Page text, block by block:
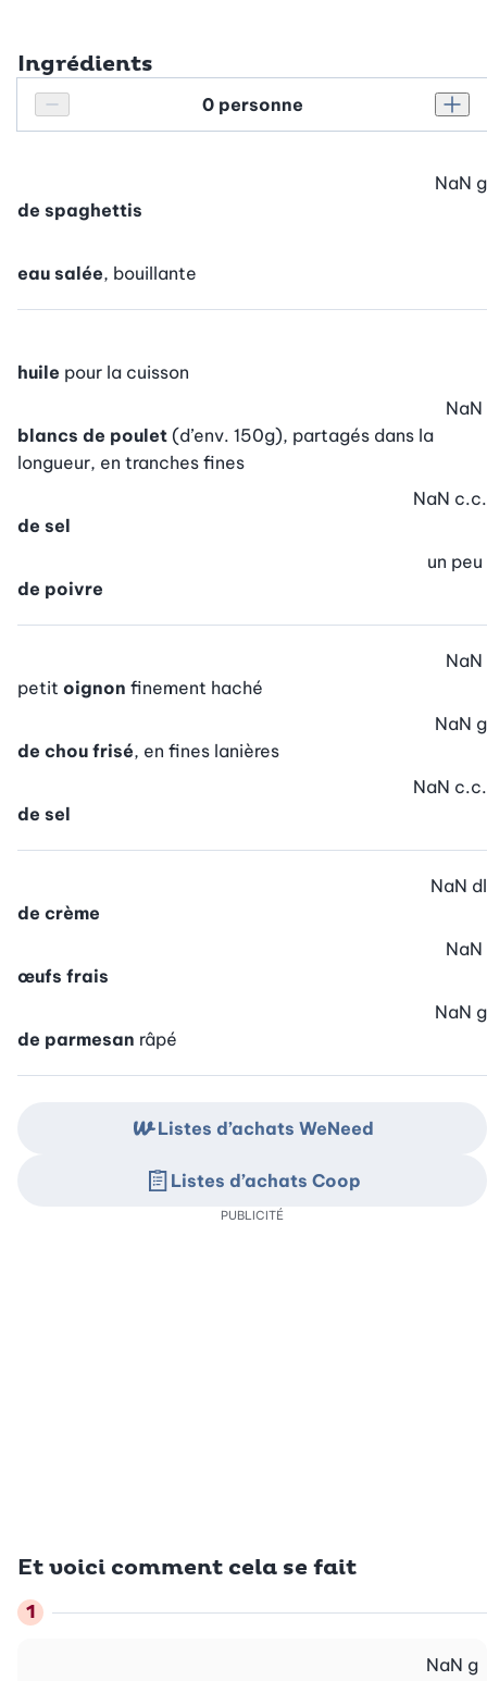
Ingrédients
Réduire le nombre de personnes
Personnes
de spaghettis
NaN g
eau salée, bouillante
huile pour la cuisson
blancs de poulet (d’env. 150g), partagés dans la
longueur, en tranches fines
NaN
de sel
NaN c.c.
de poivre
un peu
petit oignon finement haché
NaN
de chou frisé, en fines lanières
NaN g
de sel
NaN c.c.
de crème
NaN dl
œufs frais
NaN
de parmesan râpé
NaN g
Et voici comment cela se fait
NaN g
Listes d’achats WeNeed
Listes d’achats Coop
PUBLICITÉ